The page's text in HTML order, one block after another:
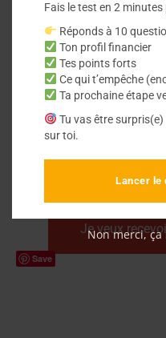
Contrôle total sur
Name
Votre prénom
Votre Email
Je veux
Save
Fais le test en 2
Réponds à 10
Ton profil financier
Tes points forts
Ce qui t’empêche
Ta prochaine étape
Tu vas être
sur toi.
Lancer le
Non merci, ça